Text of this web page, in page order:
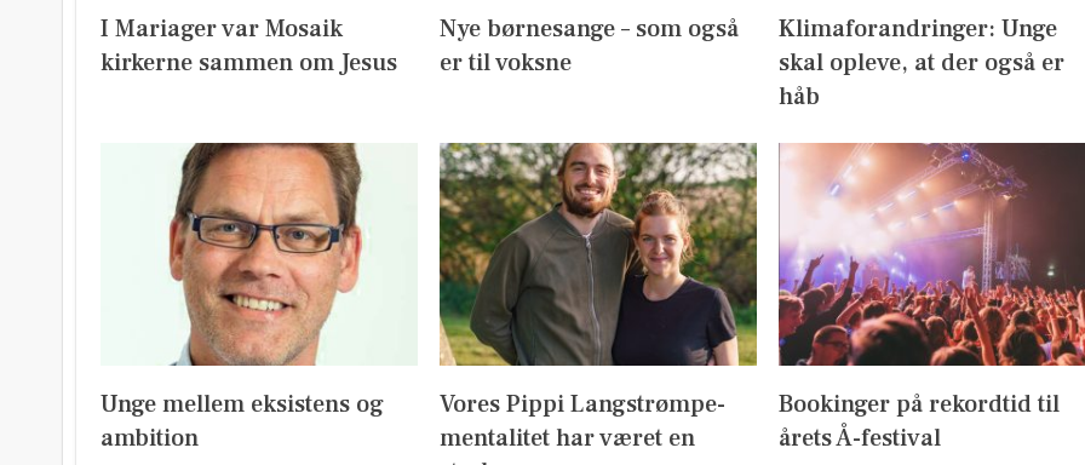
I Mariager var Mosaik
kirkerne sammen om Jesus
Nye børnesange – som også
er til voksne
Klimaforandringer: Unge
skal opleve, at der også er
håb
Unge mellem eksistens og
ambition
Vores Pippi Langstrømpe-
mentalitet har været en
Bookinger på rekordtid til
årets Å-festival